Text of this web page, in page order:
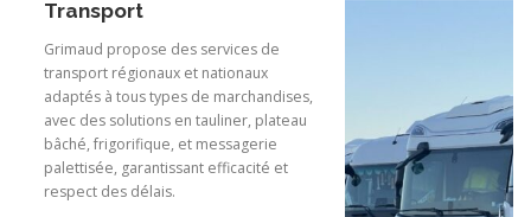
ESPACE CLIENT
Transport
Grimaud propose des services de
transport régionaux et nationaux
adaptés à tous types de marchandises,
avec des solutions en tauliner, plateau
bâché, frigorifique, et messagerie
palettisée, garantissant efficacité et
respect des délais.